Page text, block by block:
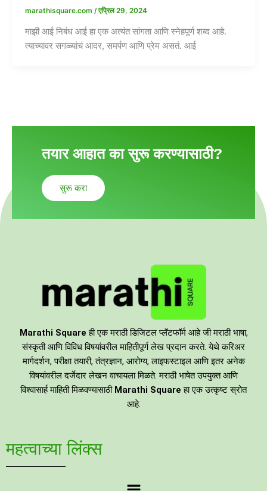
marathisquare.com /एप्रिल 29, 2024
माझी आई निबंध आई हा एक अत्यंत सांगता आणि स्नेहपूर्ण शब्द आहे.
त्याच्यावर सगळ्यांचं आदर, समर्पण आणि प्रेम असतं. आई
तयार आहात का सुरू करण्यासाठी?
सुरू करा
Marathi Square ही एक मराठी डिजिटल प्लॅटफॉर्म आहे जी मराठी भाषा,
संस्कृती आणि विविध विषयांवरील माहितीपूर्ण लेख प्रदान करते. येथे करिअर
मार्गदर्शन, परीक्षा तयारी, तंत्रज्ञान, आरोग्य, लाइफस्टाइल आणि इतर अनेक
विषयांवरील दर्जेदार लेखन वाचायला मिळते. मराठी भाषेत उपयुक्त आणि
विश्वासार्ह माहिती मिळवण्यासाठी Marathi Square हा एक उत्कृष्ट स्रोत
आहे.
महत्वाच्या लिंक्स
Menu